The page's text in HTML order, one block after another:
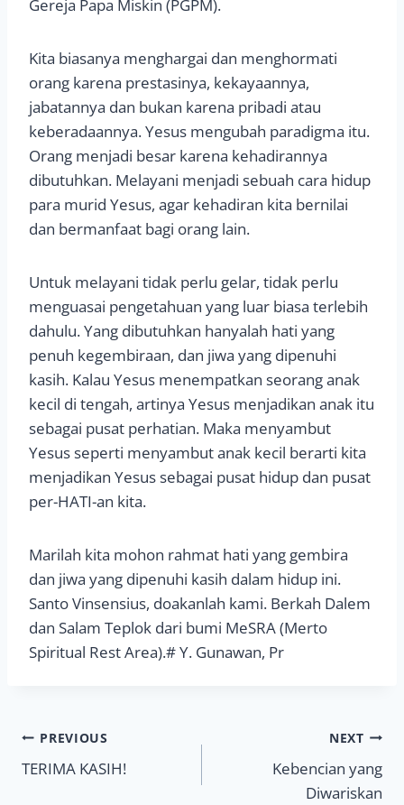
Gereja Papa Miskin (PGPM).
Kita biasanya menghargai dan menghormati
orang karena prestasinya, kekayaannya,
jabatannya dan bukan karena pribadi atau
keberadaannya. Yesus mengubah paradigma itu.
Orang menjadi besar karena kehadirannya
dibutuhkan. Melayani menjadi sebuah cara hidup
para murid Yesus, agar kehadiran kita bernilai
dan bermanfaat bagi orang lain.
Untuk melayani tidak perlu gelar, tidak perlu
menguasai pengetahuan yang luar biasa terlebih
dahulu. Yang dibutuhkan hanyalah hati yang
penuh kegembiraan, dan jiwa yang dipenuhi
kasih. Kalau Yesus menempatkan seorang anak
kecil di tengah, artinya Yesus menjadikan anak itu
sebagai pusat perhatian. Maka menyambut
Yesus seperti menyambut anak kecil berarti kita
menjadikan Yesus sebagai pusat hidup dan pusat
per-HATI-an kita.
Marilah kita mohon rahmat hati yang gembira
dan jiwa yang dipenuhi kasih dalam hidup ini.
Santo Vinsensius, doakanlah kami. Berkah Dalem
dan Salam Teplok dari bumi MeSRA (Merto
Spiritual Rest Area).# Y. Gunawan, Pr
Navigasi
pos
PREVIOUS
TERIMA KASIH!
NEXT
Kebencian yang
Diwariskan